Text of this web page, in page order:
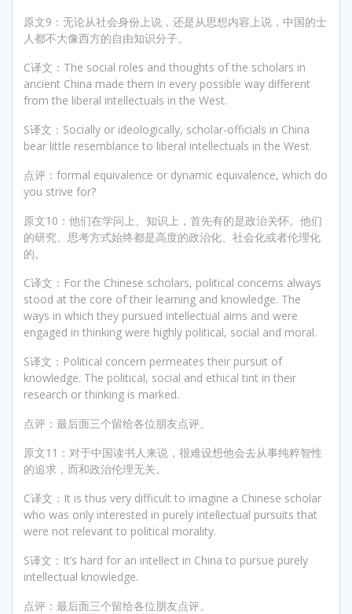
原文9：无论从社会身份上说，还是从思想内容上说，中国的士
人都不大像西方的自由知识分子。
C译文：The social roles and thoughts of the scholars in
ancient China made them in every possible way different
from the liberal intellectuals in the West.
S译文：Socially or ideologically, scholar-officials in China
bear little resemblance to liberal intellectuals in the West.
点评：formal equivalence or dynamic equivalence, which do
you strive for?
原文10：他们在学问上、知识上，首先有的是政治关怀。他们
的研究、思考方式始终都是高度的政治化、社会化或者伦理化
的。
C译文：For the Chinese scholars, political concerns always
stood at the core of their learning and knowledge. The
ways in which they pursued intellectual aims and were
engaged in thinking were highly political, social and moral.
S译文：Political concern permeates their pursuit of
knowledge. The political, social and ethical tint in their
research or thinking is marked.
点评：最后面三个留给各位朋友点评。
原文11：对于中国读书人来说，很难设想他会去从事纯粹智性
的追求，而和政治伦理无关。
C译文：It is thus very difficult to imagine a Chinese scholar
who was only interested in purely intellectual pursuits that
were not relevant to political morality.
S译文：It’s hard for an intellect in China to pursue purely
intellectual knowledge.
点评：最后面三个留给各位朋友点评。